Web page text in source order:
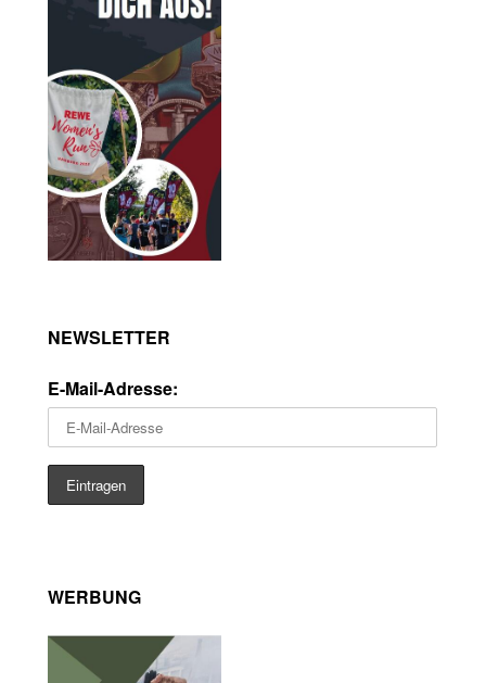
NEWSLETTER
E-Mail-Adresse:
WERBUNG